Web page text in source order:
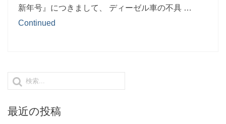
新年号』につきまして、 ディーゼル車の不具 …
Continued
最近の投稿